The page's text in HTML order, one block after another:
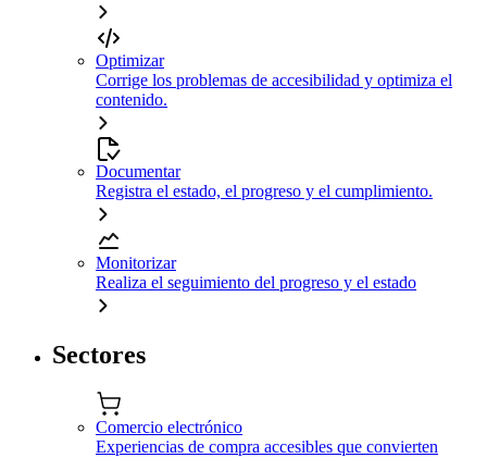
Optimizar
Corrige los problemas de accesibilidad y optimiza el
contenido.
Documentar
Registra el estado, el progreso y el cumplimiento.
Monitorizar
Realiza el seguimiento del progreso y el estado
Sectores
Comercio electrónico
Experiencias de compra accesibles que convierten